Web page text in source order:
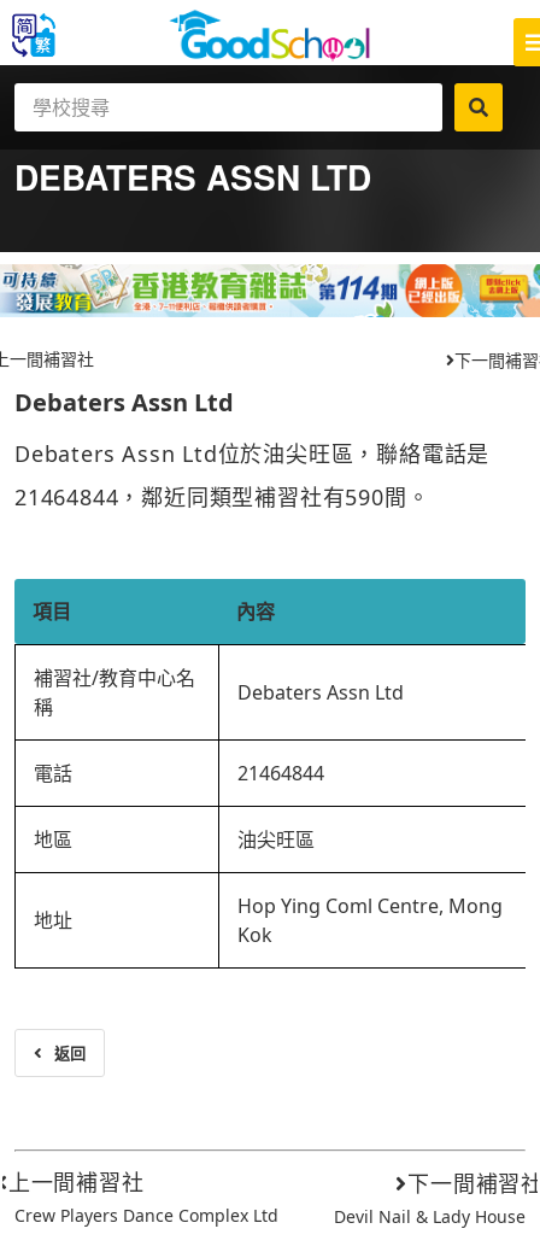
DEBATERS ASSN LTD
一間補習社 下一間補
Debaters Assn Ltd
Debaters Assn Ltd位於油尖旺區，聯絡電話是
21464844，鄰近同類型補習社有590間。
項目 內容
補習社/教育中心名
稱
Debaters Assn Ltd
電話 21464844
地區 油尖旺區
地址
Hop Ying Coml Centre, Mong
Kok
返回
上一間補習社
Crew Players Dance Complex Ltd
下一間補習
Devil Nail & Lady House